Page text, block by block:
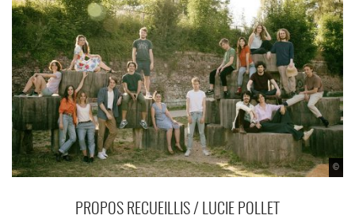
©
PROPOS RECUEILLIS / LUCIE POLLET